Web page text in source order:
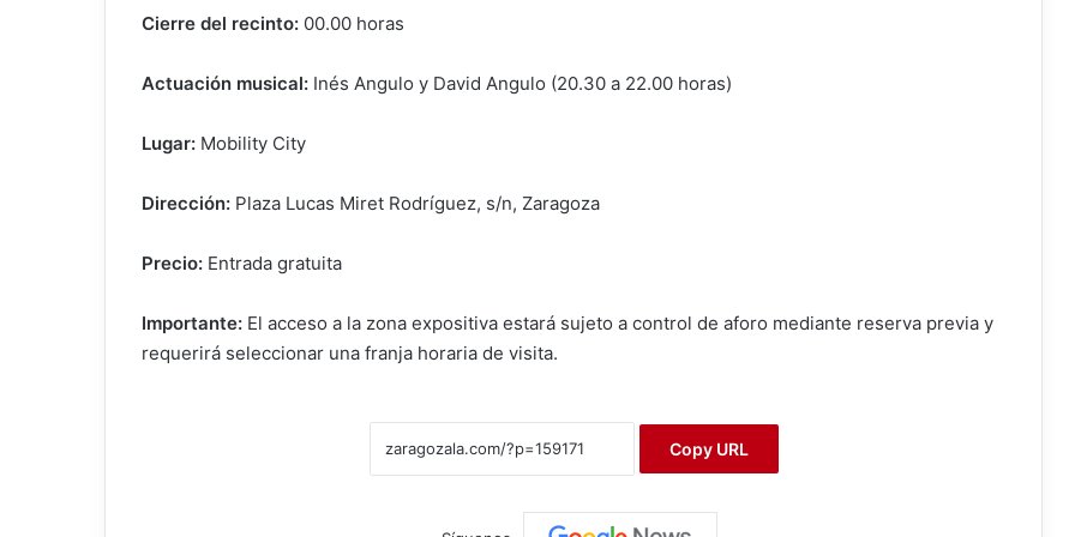
Cierre del recinto: 00.00 horas
Actuación musical: Inés Angulo y David Angulo (20.30 a 22.00 horas)
Lugar: Mobility City
Dirección: Plaza Lucas Miret Rodríguez, s/n, Zaragoza
Precio: Entrada gratuita
Importante: El acceso a la zona expositiva estará sujeto a control de aforo mediante reserva previa y
requerirá seleccionar una franja horaria de visita.
Copy URL